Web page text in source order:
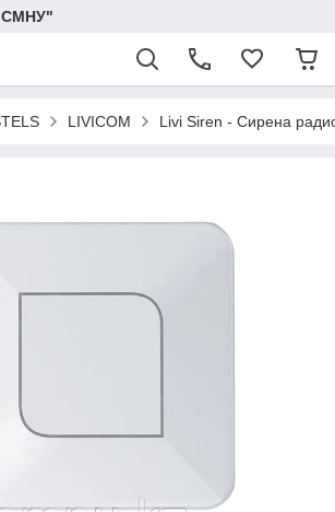
LIVICOM Livi Siren - Сирена